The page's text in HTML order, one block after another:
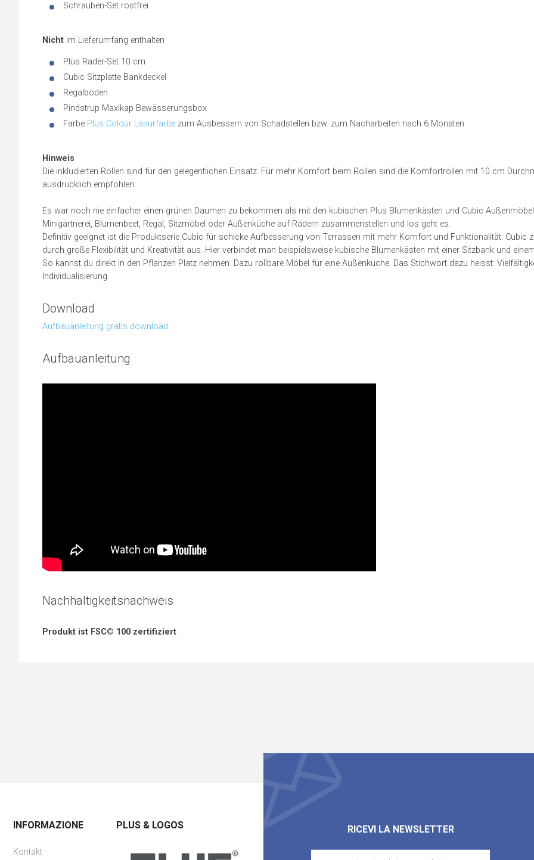
Schrauben-Set rostfrei
Nicht im Lieferumfang enthalten
Plus Räder-Set 10 cm
Cubic Sitzplatte Bankdeckel
Regalböden
Pindstrup Maxikap Bewässerungsbox
Farbe Plus Colour Lasurfarbe zum Ausbessern von Schadstellen bzw. zum Nacharbeiten nach 6 Monaten.
Hinweis
Die inkludierten Rollen sind für den gelegentlichen Einsatz. Für mehr Komfort beim Rollen sind die Komfortrollen mit 10 cm
ausdrücklich empfohlen.
Es war noch nie einfacher einen grünen Daumen zu bekommen als mit den kubischen Plus Blumenkästen und Cubic
Minigärtnerei, Blumenbeet, Regal, Sitzmöbel oder Außenküche auf Rädern zusammenstellen und los geht es.
Definitiv geeignet ist die Produktserie Cubic für schicke Aufbesserung von Terrassen mit mehr Komfort und Funktionalität. Cubic
durch große Flexibilität und Kreativität aus. Hier verbindet man beispielsweise kubische Blumenkästen mit einer Sitzbank und
So kannst du direkt in den Pflanzen Platz nehmen. Dazu rollbare Möbel für eine Außenküche. Das Stichwort dazu heisst:
Individualisierung.
Download
Aufbauanleitung gratis download
Aufbauanleitung
Nachhaltigkeitsnachweis
Produkt ist FSC© 100 zertifiziert
RICEVI LA NEWSLETTER
INFORMAZIONE
Kontakt
PLUS & LOGOS